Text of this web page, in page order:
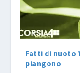
Fatti di nuoto
piangono